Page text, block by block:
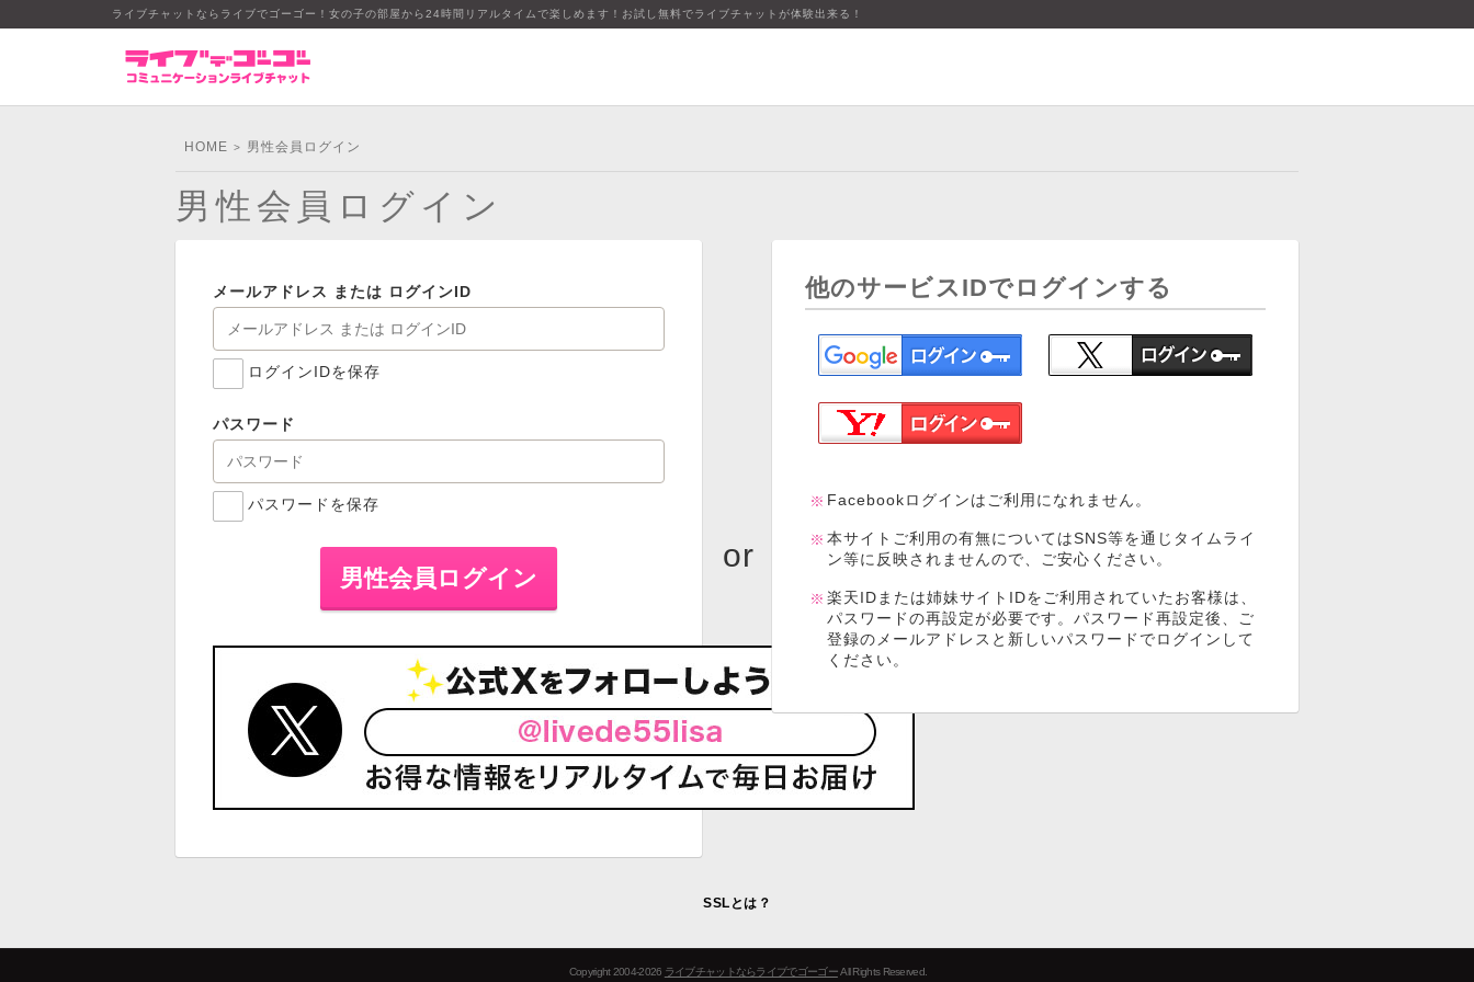
ライブチャットならライブでゴーゴー！女の子の部屋から24時間リアルタイムで楽しめます！お試し無料でライブチャットが体験出来る！
HOME > 男性会員ログイン
男性会員ログイン
メールアドレス または ログインID
ログインIDを保存
パスワード
パスワードを保存
他のサービスIDでログインする
Facebookログインはご利用になれません。
本サイトご利用の有無についてはSNS等を通じタイムライ
ン等に反映されませんので、ご安心ください。
楽天IDまたは姉妹サイトIDをご利用されていたお客様は、
パスワードの再設定が必要です。パスワード再設定後、ご
登録のメールアドレスと新しいパスワードでログインして
ください。
SSLとは？
Copyright 2004-2026 ライブチャットならライブでゴーゴーAll Rights Reserved.